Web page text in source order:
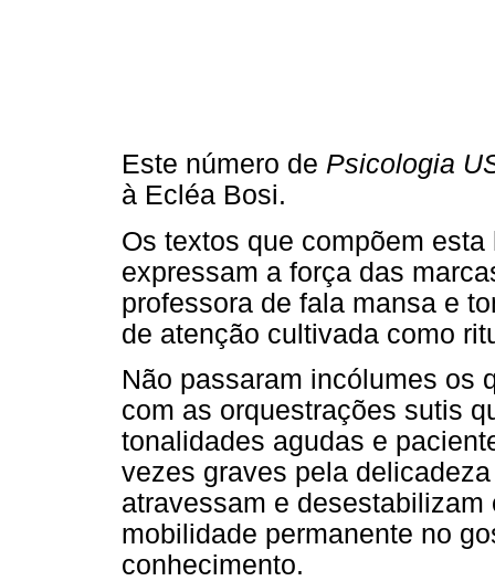
Este número de Psicologia
à Ecléa Bosi.
Os textos que compõem esta
expressam a força das
professora de fala mansa e
de atenção cultivada como
Não passaram incólumes os
com as orquestrações sutis
tonalidades agudas e
vezes graves pela
atravessam e
mobilidade permanente no
conhecimento.